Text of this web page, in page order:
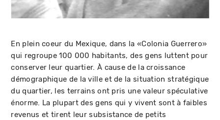
En plein coeur du Mexique, dans la «Colonia Guerrero»
qui regroupe 100 000 habitants, des gens luttent pour
conserver leur quartier. À cause de la croissance
démographique de la ville et de la situation stratégique
du quartier, les terrains ont pris une valeur spéculative
énorme. La plupart des gens qui y vivent sont à faibles
revenus et tirent leur subsistance de petits